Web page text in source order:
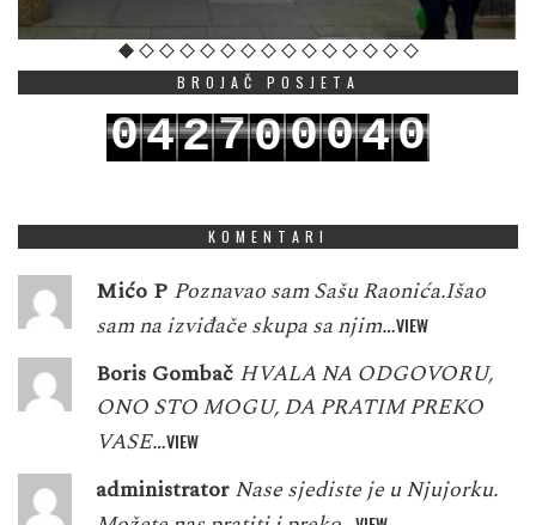
BROJAČ POSJETA
042700040
KOMENTARI
Mićo P Poznavao sam Sašu Raonića.Išao
sam na izviđače skupa sa njim…VIEW
Boris Gombač HVALA NA ODGOVORU,
ONO STO MOGU, DA PRATIM PREKO
VASE…VIEW
administrator Nase sjediste je u Njujorku.